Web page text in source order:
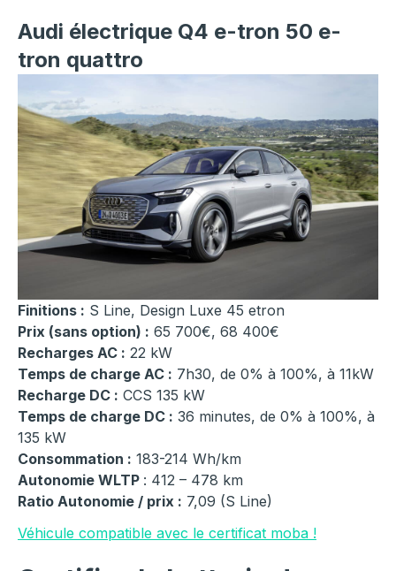
Audi électrique Q4 e-tron 50 e-
tron quattro
Finitions : S Line, Design Luxe 45 etron
Prix (sans option) : 65 700€, 68 400€
Recharges AC : 22 kW
Temps de charge AC : 7h30, de 0% à 100%, à 11kW
Recharge DC : CCS 135 kW
Temps de charge DC : 36 minutes, de 0% à 100%, à
135 kW
Consommation : 183-214 Wh/km
Autonomie WLTP : 412 – 478 km
Ratio Autonomie / prix : 7,09 (S Line)
Véhicule compatible avec le certificat moba !